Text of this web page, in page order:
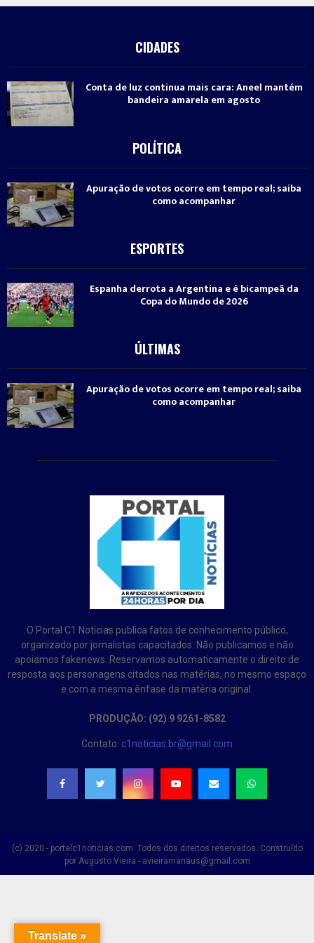
CIDADES
Conta de luz continua mais cara: Aneel mantém
bandeira amarela em agosto
POLÍTICA
Apuração de votos ocorre em tempo real; saiba
como acompanhar
ESPORTES
Espanha derrota a Argentina e é bicampeã da
Copa do Mundo de 2026
ÚLTIMAS
Apuração de votos ocorre em tempo real; saiba
como acompanhar
O Portal C1 Notícias publica fatos de conhecimento público,
organizado por jornalistas capacitados. Não publicamos e não
apoiamos fakenews. Reservamos automaticamente o direito de
resposta aos personagens citados nas matérias, no mesmo espaço
e com a mesma ênfase da matéria original.
PRODUÇÃO: (92) 9 9261-8582
Contato: c1noticias.br@gmail.com
(c) 2020 - portalc1noticias.com. Todos dos direitos reservados. Construído
por Augusto Vieira - avieiramanaus@gmail.com
Translate »